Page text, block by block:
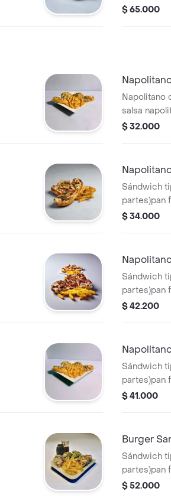
$ 65.000
Napolitano
salsa
y orégano,
$ 32.000
Sándwich
partes)pan
napolitana,
$ 34.000
Sándwich
partes)pan
napolitana,
$ 42.200
Sándwich
partes)pan
napolitana,
$ 41.000
Burger
Sándwich
partes)pan
napolitana,
$ 52.000